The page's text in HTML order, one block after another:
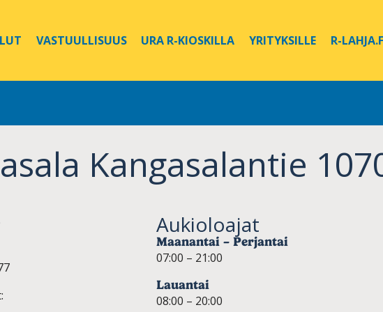
VASTUULLISUUS URA R-KIOSKILLA YRITYKSILLE R-
Kangasalantie
Aukioloajat
Maanantai – Perjantai
07:00 – 21:00
Lauantai
08:00 – 20:00